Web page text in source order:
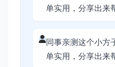
单实用，分享出来
同事亲测这个小方
单实用，分享出来